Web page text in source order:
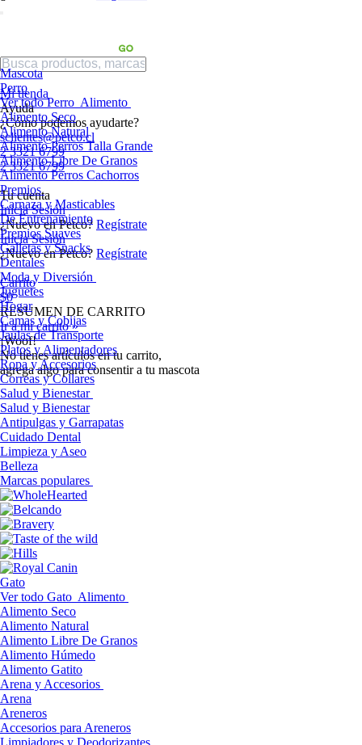
Mi tienda
Ayuda
¿Cómo podemos ayudarte?
sclientes@petco.cl
2 3321 6799
2 3321 6799
Tu cuenta
Inicia Sesión
¿Nuevo en Petco? Regístrate
Inicia Sesión
¿Nuevo en Petco? Regístrate
Carrito
$0
RESUMEN DE CARRITO
Ir a mi carrito »
¡Woof!
No tíenes artículos en tu carrito,
agrega algo para consentir a tu mascota
Mascota
Perro
Ver todo Perro Alimento
Alimento Seco
Alimento Natural
Alimento Perros Talla Grande
Alimento Libre De Granos
Alimento Perros Cachorros
Premios
Carnaza y Masticables
De Entrenamiento
Premios Suaves
Galletas y Snacks
Dentales
Moda y Diversión
Juguetes
Hogar
Camas y Cobijas
Jaulas de Transporte
Platos y Alimentadores
Ropa y Accesorios
Correas y Collares
Salud y Bienestar
Salud y Bienestar
Antipulgas y Garrapatas
Cuidado Dental
Limpieza y Aseo
Belleza
Marcas populares
Gato
Ver todo Gato Alimento
Alimento Seco
Alimento Natural
Alimento Libre De Granos
Alimento Húmedo
Alimento Gatito
Arena y Accesorios
Arena
Areneros
Accesorios para Areneros
Limpiadores y Deodorizantes